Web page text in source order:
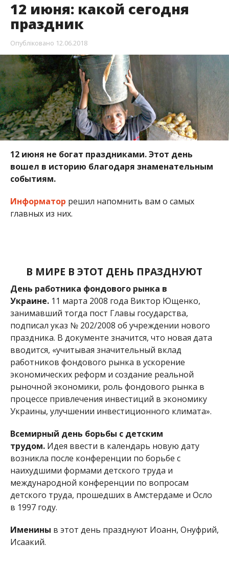
12 июня не богат праздниками. Этот день
вошел в историю благодаря знаменательным
событиям.
Информаторрешил напомнить вам о самых
главных из них.
В МИРЕ В ЭТОТ ДЕНЬ ПРАЗДНУЮТ
Украине.11 марта 2008 года Виктор Ющенко,
занимавший тогда пост Главы государства,
подписал указ № 202/2008 об учреждении нового
вводится, «учитывая значительный вклад
работников фондового рынка в ускорение
Украины, улучшении инвестиционного климата».
Всемирный день борьбы с детским
трудом.Идея ввести в календарь новую дату
возникла после конференции по борьбе с
наихудшими формами детского труда и
международной конференции по вопросам
детского труда, прошедших в Амстердаме и Осло
в 1997 году.
Имениныв этот день празднуют Иоанн, Онуфрий,
Исаакий.